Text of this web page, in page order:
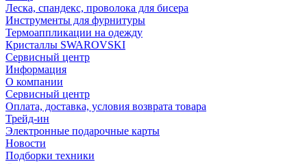
Леска, спандекс, проволока для бисера
Инструменты для фурнитуры
Термоаппликации на одежду
Кристаллы SWAROVSKI
Сервисный центр
Информация
О компании
Сервисный центр
Оплата, доставка, условия возврата товара
Трейд-ин
Электронные подарочные карты
Новости
Подборки техники